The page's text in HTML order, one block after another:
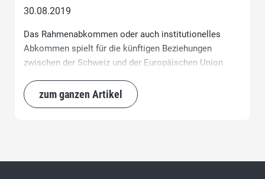
30.08.2019
Das Rahmenabkommen oder auch institutionelles
Abkommen spielt für die künftigen Beziehungen
zwischen der Schweiz und der Europäischen Union
umstritten wie folgenschwer. Die beiden Bündner
Nationalräte Magdalena Martullo-Blocher und Heinz
Staatsvertrages. Während Magdalena Martullo-Blocher
zum ganzen Artikel